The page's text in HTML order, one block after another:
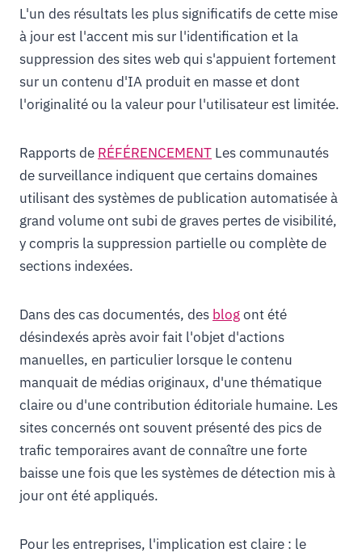
L'un des résultats les plus significatifs de cette mise
à jour est l'accent mis sur l'identification et la
suppression des sites web qui s'appuient fortement
sur un contenu d'IA produit en masse et dont
l'originalité ou la valeur pour l'utilisateur est limitée.
Rapports de RÉFÉRENCEMENT Les communautés
de surveillance indiquent que certains domaines
utilisant des systèmes de publication automatisée à
grand volume ont subi de graves pertes de visibilité,
y compris la suppression partielle ou complète de
sections indexées.
Dans des cas documentés, des blogont été
désindexés après avoir fait l'objet d'actions
manuelles, en particulier lorsque le contenu
manquait de médias originaux, d'une thématique
claire ou d'une contribution éditoriale humaine. Les
sites concernés ont souvent présenté des pics de
trafic temporaires avant de connaître une forte
baisse une fois que les systèmes de détection mis à
jour ont été appliqués.
Pour les entreprises, l'implication est claire : le